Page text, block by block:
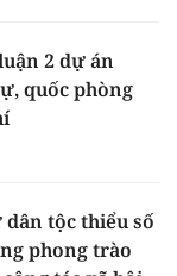
2 dự án
quốc phòng
tộc thiểu số
phong trào